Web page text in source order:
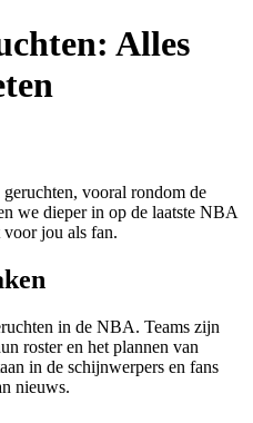
Alles
vooral rondom de
we dieper in op de laatste NBA
voor jou als fan.
in de NBA. Teams zijn
roster en het plannen van
in de schijnwerpers en fans
nieuws.